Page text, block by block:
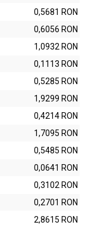
0,5681 RON
0,6056 RON
1,0932 RON
0,1113 RON
0,5285 RON
1,9299 RON
0,4214 RON
1,7095 RON
0,5485 RON
0,0641 RON
0,3102 RON
0,2701 RON
2,8615 RON